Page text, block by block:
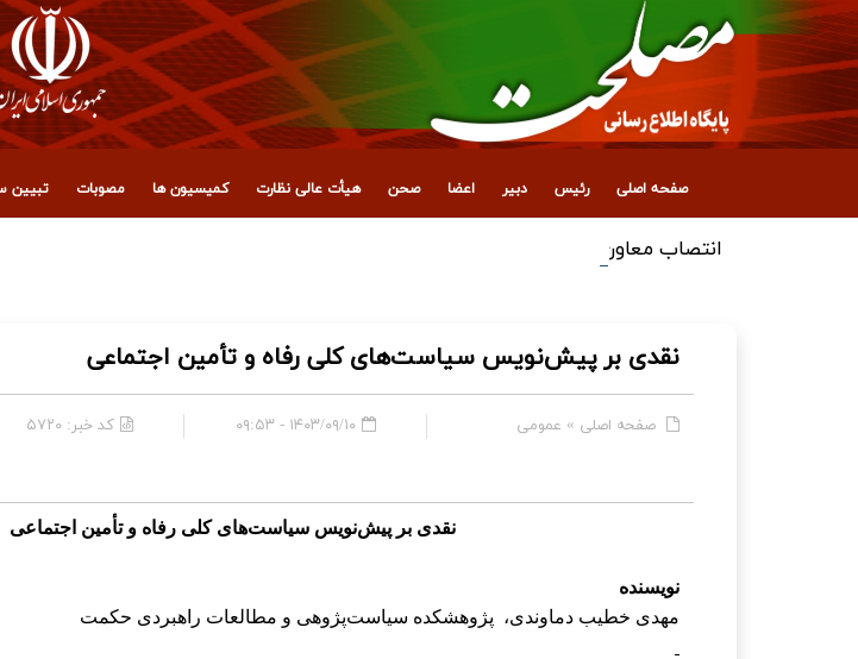
صفحه اصلی رئیس دبیر اعضا صحن هیأت عالی نظارت کمیسیون ها مصوبات تبیین
انتصاب معاون جدید اداری، مالی و پشتیبانی مجمع تشخیص مصلحت نظام
نقدی بر پیش‌نویس سیاست‌های کلی رفاه و تأمین اجتماعی
صفحه اصلی » عمومی ۱۴۰۳/۰۹/۱۰ - ۰۹:۵۳ کد خبر:۵۷۲۰
نقدی بر پیش‌نویس سیاست‌های کلی رفاه و تأمین اجتماعی
نویسنده
مهدی خطیب دماوندی، پژوهشکده سیاست‌پژوهی و مطالعات راهبردی حکمت